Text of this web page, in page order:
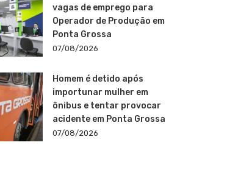
vagas de emprego para
Operador de Produção em
Ponta Grossa
07/08/2026
Homem é detido após
importunar mulher em
ônibus e tentar provocar
acidente em Ponta Grossa
07/08/2026